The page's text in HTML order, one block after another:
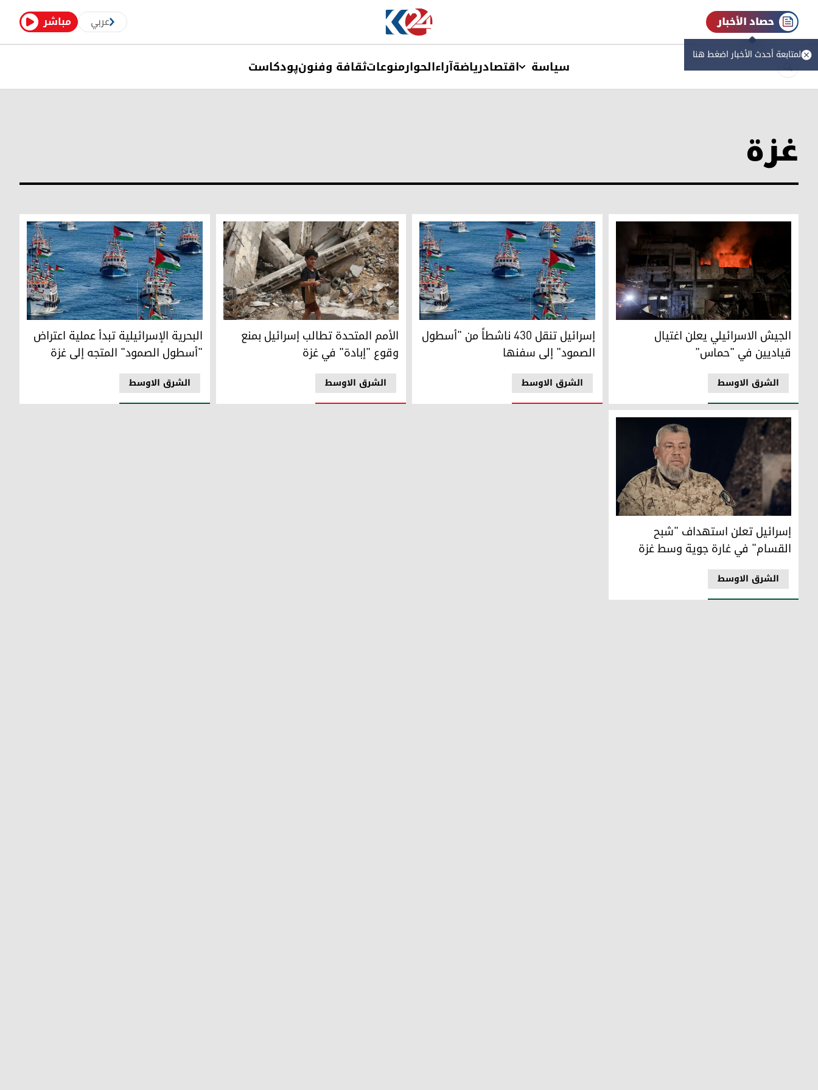
مباشر عربي حصاد الأخبار
لمتابعة أحدث الأخبار اضغط هنا
سیاسة اقتصادریاضةآراءالحوارمنوعاتثقافة وفنونپودکاست
غزة
الجيش الاسرائيلي يعلن اغتيال قياديين في "حماس"
الشرق الاوسط
الجيش الاسرائيلي يعلن اغتيال
قياديين في "حماس"
إسرائيل تنقل 430 ناشطاً من "أسطول الصمود" إلى سفنها
الشرق الاوسط
إسرائيل تنقل 430 ناشطاً من "أسطول
الصمود" إلى سفنها
الأمم المتحدة تطالب إسرائيل بمنع وقوع "إبادة" في غزة
الشرق الاوسط
الأمم المتحدة تطالب إسرائيل بمنع
وقوع "إبادة" في غزة
البحرية الإسرائيلية تبدأ عملية اعتراض "أسطول
الشرق الاوسط
البحرية الإسرائيلية تبدأ عملية اعتراض
"أسطول الصمود" المتجه إلى غزة
عز الدين الحداد الملقب بـ "شبح القسام" ويكنى بـ "أبو صهيب"
الشرق الاوسط
إسرائيل تعلن استهداف "شبح
القسام" في غارة جوية وسط غزة